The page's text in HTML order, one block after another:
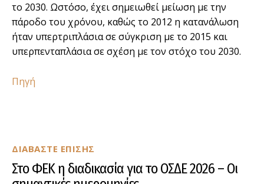
ΔΙΑΒΑΣΤΕ ΕΠΙΣΗΣ
Στο ΦΕΚ η διαδικασία για το ΟΣΔΕ 2026 – Οι
το 2030. Ωστόσο, έχει σημειωθεί μείωση με την
πάροδο του χρόνου, καθώς το 2012 η κατανάλωση
ήταν υπερτριπλάσια σε σύγκριση με το 2015 και
υπερπενταπλάσια σε σχέση με τον στόχο του 2030.
Πηγή